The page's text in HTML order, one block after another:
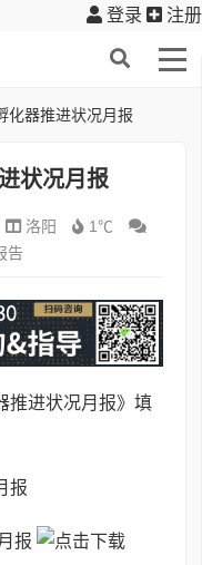
登录 注册
化器推进状况月报
状况月报
洛阳
1℃
告
推进状况月报》填
报
报